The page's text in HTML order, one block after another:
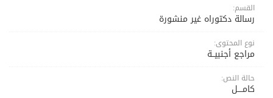
القسم:
رسالة دكتوراه غير منشورة
نوع المحتوى:
مراجع أجنبيــة
حالة النص:
كامــــل